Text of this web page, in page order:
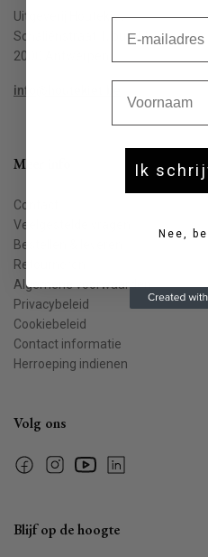
Uitgeverij Houtekiet
Schaliënstraat 1, bus 11
2000 Antwerpen
info@houtekiet.be
Meer info
Contact
Veelgestelde vragen
Bestellen & leveren
Retourneren
Algemene voorwaarden
Privacybeleid
Cookiebeleid
Contact informatie
Herroeping indienen
Volg ons
FacebookInstagramYouTubeLinkedin
Blijf op de hoogte
Ik
Nee,